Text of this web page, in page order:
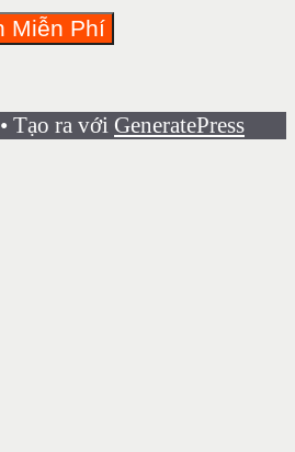
• Tạo ra với GeneratePress